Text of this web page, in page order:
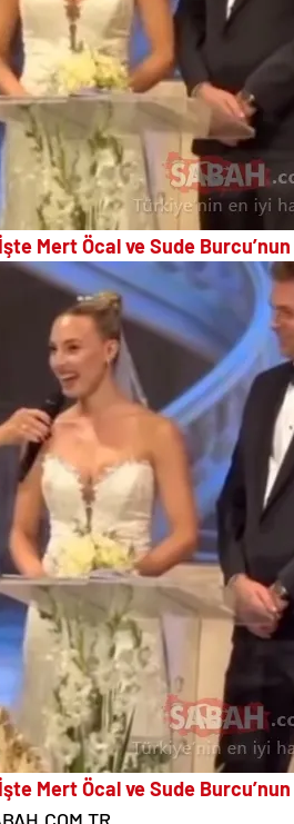
İşte Mert Öcal ve Sude
İşte Mert Öcal ve Sude